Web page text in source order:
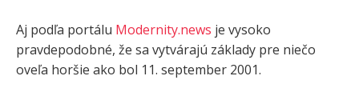
Aj podľa portálu Modernity.news je vysoko
pravdepodobné, že sa vytvárajú základy pre niečo
oveľa horšie ako bol 11. september 2001.